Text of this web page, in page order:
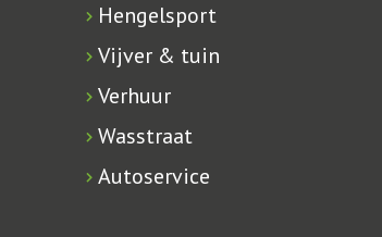
Hengelsport
Vijver & tuin
Verhuur
Wasstraat
Autoservice